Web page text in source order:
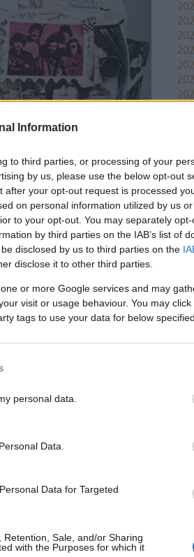
Information
to third parties, or processing of your
by us, please use the below opt-out
after your opt-out request is processed
on personal information utilized by us
to your opt-out. You may separately
by third parties on the IAB’s list of
disclosed by us to third parties on the
disclose it to other third parties.
or more Google services and may
visit or usage behaviour. You may
tags to use your data for below
personal data.
Data.
Data for Targeted
Sale, and/or Sharing
with the Purposes for which it
annyi bizonyos, hogy az Illés
kiviteli engedélykérelme még